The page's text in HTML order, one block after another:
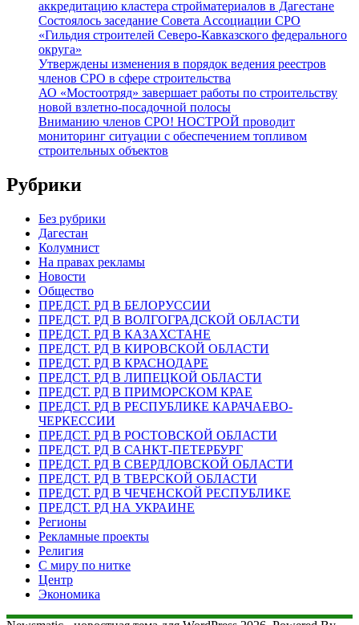
аккредитацию кластера стройматериалов в Дагестане
Состоялось заседание Совета Ассоциации СРО
«Гильдия строителей Северо-Кавказского федерального
округа»
Утверждены изменения в порядок ведения реестров
членов СРО в сфере строительства
АО «Мостоотряд» завершает работы по строительству
новой взлетно-посадочной полосы
Вниманию членов СРО! НОСТРОЙ проводит
мониторинг ситуации с обеспечением топливом
строительных объектов
Рубрики
Без рубрики
Дагестан
Колумнист
На правах рекламы
Новости
Общество
ПРЕДСТ. РД В БЕЛОРУССИИ
ПРЕДСТ. РД В ВОЛГОГРАДСКОЙ ОБЛАСТИ
ПРЕДСТ. РД В КАЗАХСТАНЕ
ПРЕДСТ. РД В КИРОВСКОЙ ОБЛАСТИ
ПРЕДСТ. РД В КРАСНОДАРЕ
ПРЕДСТ. РД В ЛИПЕЦКОЙ ОБЛАСТИ
ПРЕДСТ. РД В ПРИМОРСКОМ КРАЕ
ПРЕДСТ. РД В РЕСПУБЛИКЕ КАРАЧАЕВО-
ЧЕРКЕССИИ
ПРЕДСТ. РД В РОСТОВСКОЙ ОБЛАСТИ
ПРЕДСТ. РД В САНКТ-ПЕТЕРБУРГ
ПРЕДСТ. РД В СВЕРДЛОВСКОЙ ОБЛАСТИ
ПРЕДСТ. РД В ТВЕРСКОЙ ОБЛАСТИ
ПРЕДСТ. РД В ЧЕЧЕНСКОЙ РЕСПУБЛИКЕ
ПРЕДСТ. РД НА УКРАИНЕ
Регионы
Рекламные проекты
Религия
С миру по нитке
Центр
Экономика